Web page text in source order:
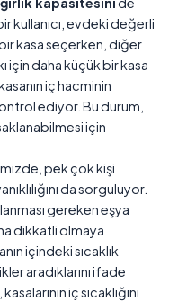
kullanıcı, evdeki değerli
kasa seçerken, diğer
için daha küçük bir kasa
iç hacminin
ediyor. Bu durum,
için
pek çok kişi
da sorguluyor.
gereken eşya
dikkatli olmaya
içindeki sıcaklık
aradıklarını ifade
iç sıcaklığını